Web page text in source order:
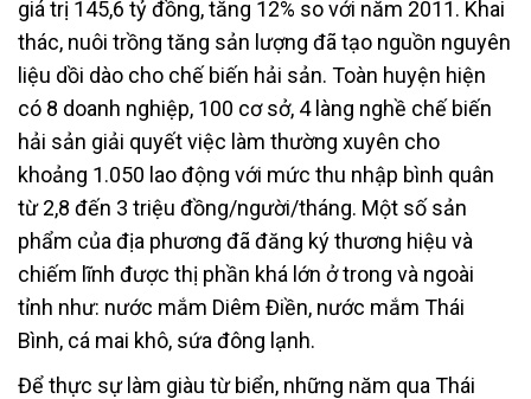
giá trị 145,6 tỷ đồng, tăng 12% so với năm 2011. Khai
thác, nuôi trồng tăng sản lượng đã tạo nguồn nguyên
liệu dồi dào cho chế biến hải sản. Toàn huyện hiện
có 8 doanh nghiệp, 100 cơ sở, 4 làng nghề chế biến
hải sản giải quyết việc làm thường xuyên cho
khoảng 1.050 lao động với mức thu nhập bình quân
từ 2,8 đến 3 triệu đồng/người/tháng. Một số sản
phẩm của địa phương đã đăng ký thương hiệu và
chiếm lĩnh được thị phần khá lớn ở trong và ngoài
tỉnh như: nước mắm Diêm Điền, nước mắm Thái
Bình, cá mai khô, sứa đông lạnh.
Để thực sự làm giàu từ biển, những năm qua Thái